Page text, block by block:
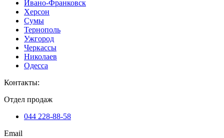
Ивано-Франковск
Херсон
Сумы
Тернополь
Ужгород
Черкассы
Николаев
Одесса
Контакты:
Отдел продаж
044 228-88-58
Email